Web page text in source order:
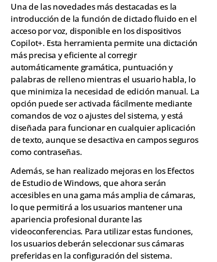
Una de las novedades más destacadas es la
introducción de la función de dictado fluido en el
acceso por voz, disponible en los dispositivos
Copilot+. Esta herramienta permite una dictación
más precisa y eficiente al corregir
automáticamente gramática, puntuación y
palabras de relleno mientras el usuario habla, lo
que minimiza la necesidad de edición manual. La
opción puede ser activada fácilmente mediante
comandos de voz o ajustes del sistema, y está
diseñada para funcionar en cualquier aplicación
de texto, aunque se desactiva en campos seguros
como contraseñas.
Además, se han realizado mejoras en los Efectos
de Estudio de Windows, que ahora serán
accesibles en una gama más amplia de cámaras,
lo que permitirá a los usuarios mantener una
apariencia profesional durante las
videoconferencias. Para utilizar estas funciones,
los usuarios deberán seleccionar sus cámaras
preferidas en la configuración del sistema.